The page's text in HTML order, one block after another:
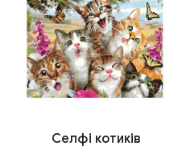
Селфі котиків